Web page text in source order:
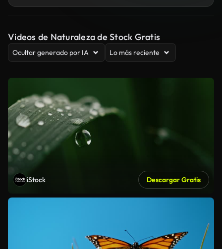
Videos de Naturaleza de Stock Gratis
Ocultar generado por IA Lo más reciente
iStock Descargar Gratis